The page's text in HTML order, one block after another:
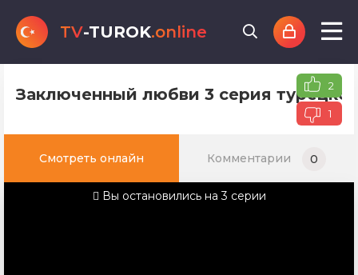
TV-TUROK.online
Заключенный любви 3 серия 2
1
Смотреть онлайн Комментарии 0
Вы остановились на 3 серии